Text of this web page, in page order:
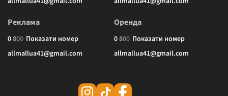
Реклама
0800 Показати номер
allmallua41@gmail.com
Оренда
0800 Показати номер
allmallua41@gmail.com